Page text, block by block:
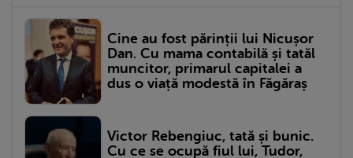
Cine au fost părinții lui Nicușor
Dan. Cu mama contabilă și tatăl
muncitor, primarul capitalei a
dus o viață modestă în Făgăraș
Victor Rebengiuc, tată și bunic.
Cu ce se ocupă fiul lui, Tudor,